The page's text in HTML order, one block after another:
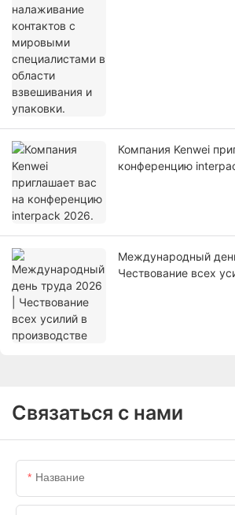
Компания Kenwei
конференцию
Международный
Чествование всех
Связаться с нами
Название